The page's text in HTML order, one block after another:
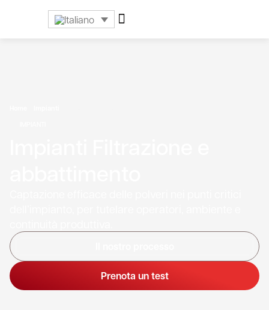
Prenota un test